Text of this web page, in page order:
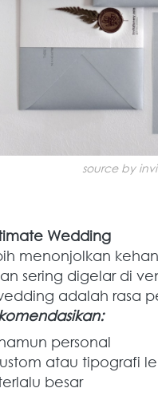
source by
Wedding
menonjolkan
sering digelar di
adalah rasa
personal
atau tipografi
besar